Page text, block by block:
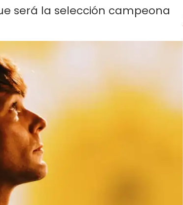
será la selección campeona